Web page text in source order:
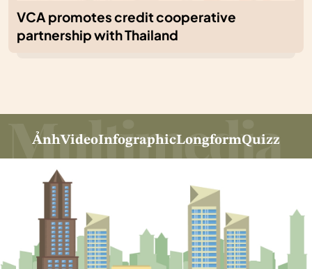
VCA promotes credit cooperative
partnership with Thailand
ẢnhVideoInfographicLongformQuizz